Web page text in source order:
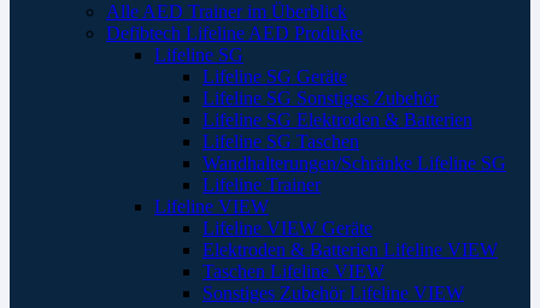
Alle AED Trainer im Überblick
Defibtech Lifeline AED Produkte
Lifeline SG
Lifeline SG Geräte
Lifeline SG Sonstiges Zubehör
Lifeline SG Elektroden & Batterien
Lifeline SG Taschen
Wandhalterungen/Schränke Lifeline SG
Lifeline Trainer
Lifeline VIEW
Lifeline VIEW Geräte
Elektroden & Batterien Lifeline VIEW
Taschen Lifeline VIEW
Sonstiges Zubehör Lifeline VIEW